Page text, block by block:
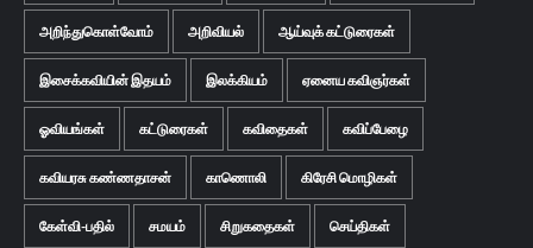
அறிந்துகொள்வோம் அறிவியல் ஆய்வுக் கட்டுரைகள்
இசைக்கவியின் இதயம் இலக்கியம் ஏனைய கவிஞர்கள்
ஓவியங்கள் கட்டுரைகள் கவிதைகள் கவிப்பேழை
கவியரசு கண்ணதாசன் காணொலி கிரேசி மொழிகள்
கேள்வி-பதில் சமயம் சிறுகதைகள் செய்திகள்